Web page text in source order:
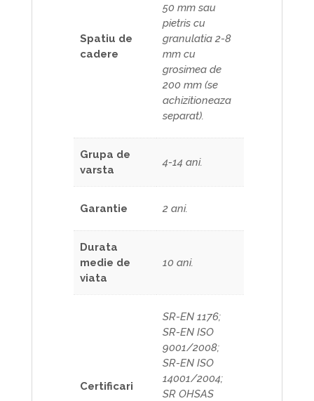
Spatiu de
cadere
50 mm sau
pietris cu
granulatia 2-8
mm cu
grosimea de
200 mm (se
achizitioneaza
separat).
Grupa de
varsta
4-14 ani.
Garantie 2 ani.
Durata
medie de
viata
10 ani.
Certificari
SR-EN 1176;
SR-EN ISO
9001/2008;
SR-EN ISO
14001/2004;
SR OHSAS